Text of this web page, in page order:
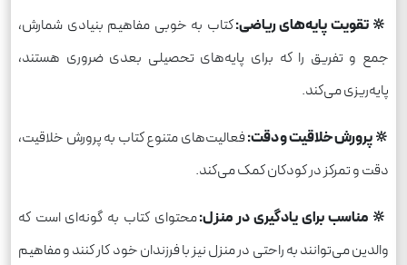
🔆 تقویت پایه‌های ریاضی:کتاب به خوبی مفاهیم بنیادی شمارش،
جمع و تفریق را که برای پایه‌های تحصیلی بعدی ضروری هستند،
پایه‌ریزی می‌کند.
🔆 پرورش خلاقیت و دقت:فعالیت‌های متنوع کتاب به پرورش خلاقیت،
دقت و تمرکز در کودکان کمک می‌کند.
🔆 مناسب برای یادگیری در منزل:محتوای کتاب به گونه‌ای است که
والدین می‌توانند به راحتی در منزل نیز با فرزندان خود کار کنند و مفاهیم